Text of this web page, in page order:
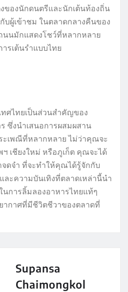
ของนักดนตรีและนักเต้นท้องถิ่น
ผู้เข้าชม ในตลาดกลางคืนของ
นนมักแสดงโชว์ที่หลากหลาย
รเต้นรำแบบไทย
ศไทยเป็นส่วนสำคัญของ
ซึ่งนำเสนอการผสมผสาน
ะเพณีที่หลากหลาย ไม่ว่าคุณจะ
ฯ เชียงใหม่ หรือภูเก็ต คุณจะได้
ดจำ ที่จะทำให้คุณได้รู้จักกับ
ะความบันเทิงที่ตลาดเหล่านี้นำ
นการลิ้มลองอาหารไทยแท้ๆ
ากาศที่มีชีวิตชีวาของตลาดที่
Supansa
Chaimongkol